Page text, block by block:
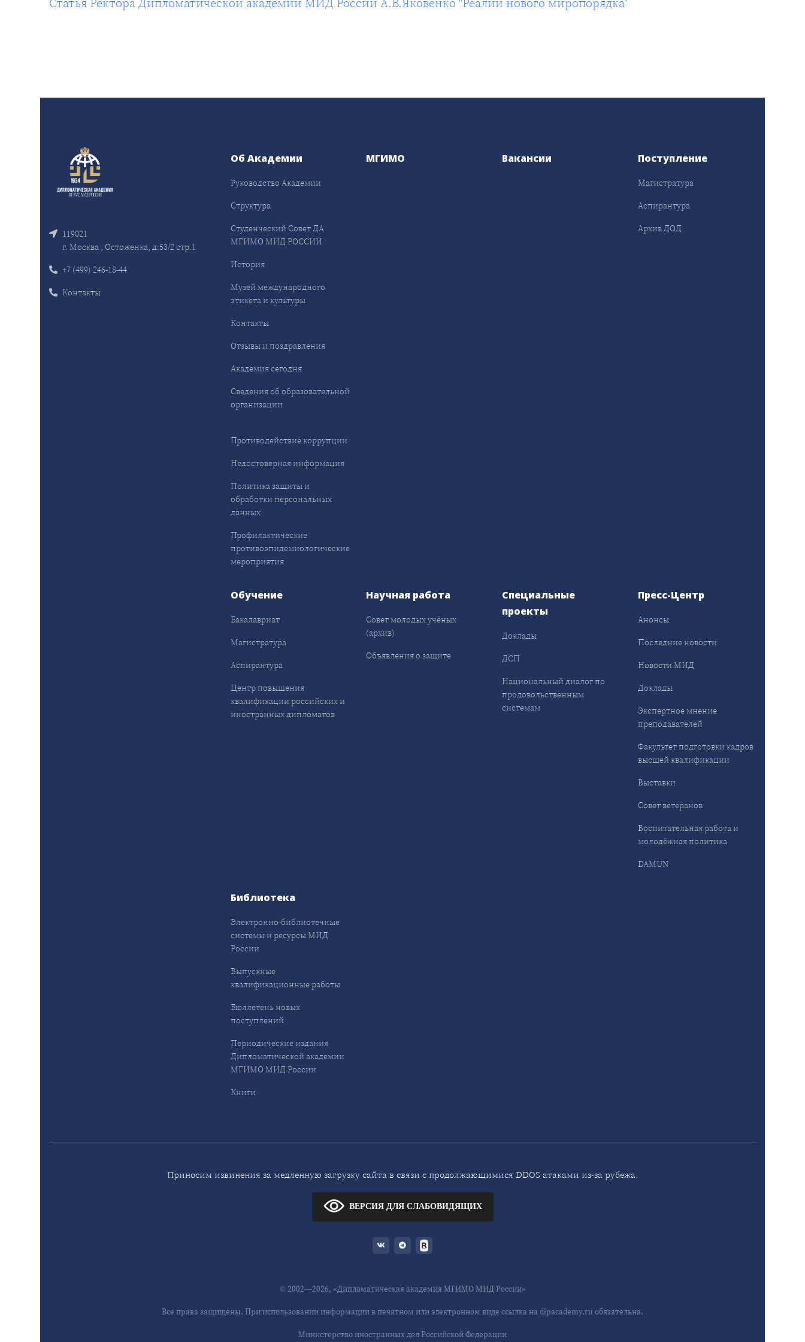
119021
г. Москва , Остоженка, д.53/2 стр.1
+7 (499) 246-18-44
Контакты
Об Академии
Руководство Академии
Структура
Студенческий Совет ДА
МГИМО МИД РОССИИ
История
Музей международного
этикета и культуры
Контакты
Отзывы и поздравления
Академия сегодня
Сведения об образовательной
организации
Противодействие коррупции
Недостоверная информация
Политика защиты и
обработки персональных
данных
Профилактические
противоэпидемиологические
мероприятия
МГИМО Вакансии Поступление
Магистратура
Аспирантура
Архив ДОД
Обучение
Бакалавриат
Магистратура
Аспирантура
Центр повышения
квалификации российских и
иностранных дипломатов
Научная работа
Совет молодых учёных
(архив)
Объявления о защите
Специальные
проекты
Доклады
ДСП
Национальный диалог по
продовольственным
системам
Пресс-Центр
Анонсы
Последние новости
Новости МИД
Доклады
Экспертное мнение
преподавателей
Факультет подготовки кадров
высшей квалификации
Выставки
Совет ветеранов
Воспитательная работа и
молодёжная политика
DAMUN
Библиотека
Электронно-библиотечные
системы и ресурсы МИД
России
Выпускные
квалификационные работы
Бюллетень новых
поступлений
Периодические издания
Дипломатической академии
МГИМО МИД России
Книги
Приносим извинения за медленную загрузку сайта в связи с продолжающимися DDOS атаками из-за рубежа.
ВЕРСИЯ ДЛЯ СЛАБОВИДЯЩИХ
© 2002—2026, «Дипломатическая академия МГИМО МИД России»
Все права защищены. При использовании информации в печатном или электронном виде ссылка на dipacademy.ru обязательна.
Министерство иностранных дел Российской Федерации